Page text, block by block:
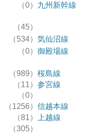
（0） 九州新幹線
（45）
（534） 気仙沼線
（0） 御殿場線
（989） 桜島線
（11） 参宮線
（0）
（1256） 信越本線
（81） 上越線
（305）